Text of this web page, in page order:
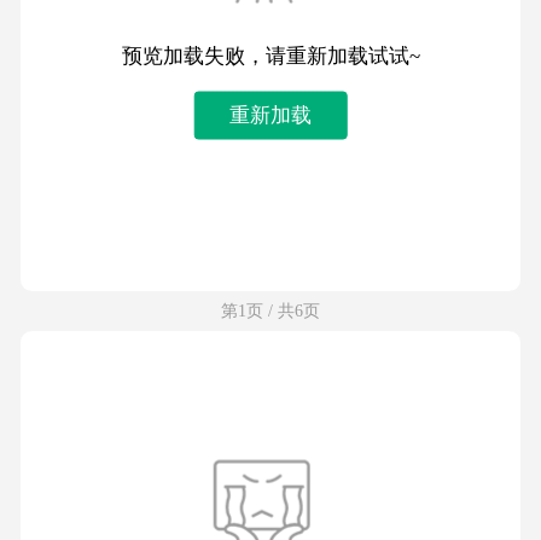
预览加载失败，请重新加载试试~
重新加载
第1页 / 共6页